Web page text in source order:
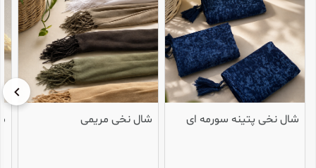
شال نخی پتینه سورمه ای شال نخی مریمی